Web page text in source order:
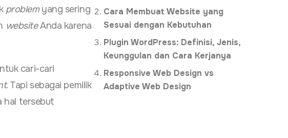
problemyang sering
websiteAnda karena
cari-cari
. Tapi sebagai pemilik
hal tersebut
Cara Membuat Website yang
Sesuai dengan Kebutuhan
Plugin WordPress: Definisi, Jenis,
Keunggulan dan Cara Kerjanya
Responsive Web Design vs
Adaptive Web Design